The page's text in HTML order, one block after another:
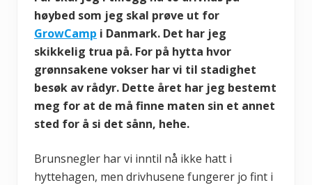
høybed som jeg skal prøve ut for
GrowCamp i Danmark. Det har jeg
skikkelig trua på. For på hytta hvor
grønnsakene vokser har vi til stadighet
besøk av rådyr. Dette året har jeg bestemt
meg for at de må finne maten sin et annet
sted for å si det sånn, hehe.
Brunsnegler har vi inntil nå ikke hatt i
hyttehagen, men drivhusene fungerer jo fint i